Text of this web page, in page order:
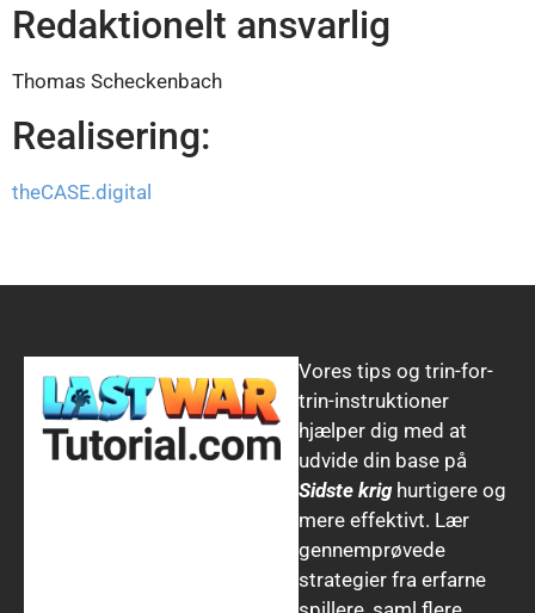
Redaktionelt ansvarlig
Thomas Scheckenbach
Realisering:
theCASE.digital
Vores tips og trin-for-
trin-instruktioner
hjælper dig med at
udvide din base på
Sidste krighurtigere og
mere effektivt. Lær
gennemprøvede
strategier fra erfarne
Polish
Japanese
Portuguese (Brazil)
Portuguese (Portugal)
Arabic
Vietnamese